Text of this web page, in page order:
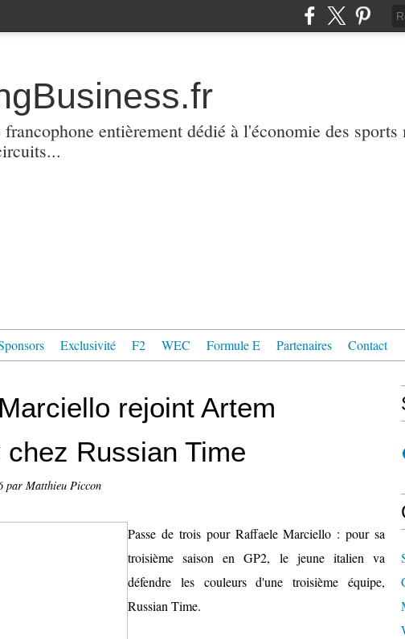
entièrement dédié à l'économie des sports
Exclusivité F2 WEC Formule E Partenaires Contact
rejoint Artem
chez Russian Time
par Matthieu Piccon
Passe de trois pour Raffaele Marciello : pour sa
troisième saison en GP2, le jeune italien va
défendre les couleurs d'une troisième équipe,
Russian Time.